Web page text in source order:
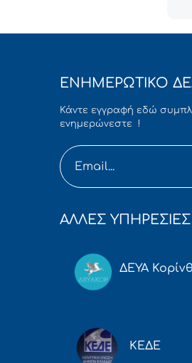
ΕΝΗΜΕΡΩΤΙΚΟ
Κάντε εγγραφή εδώ
ενημερώνεστε !
ΑΛΛΕΣ ΥΠΗΡΕΣΙΕΣ
ΔΕΥΑ
ΚΕΔΕ